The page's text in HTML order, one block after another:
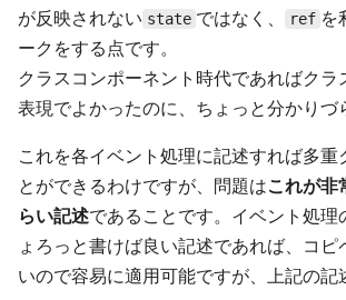
が反映されない state ではなく、 ref を
ークをする点です。
クラスコンポーネント時代であればクラ
表現でよかったのに、ちょっと分かりづ
これを各イベント処理に記述すれば多重
とができるわけですが、問題はこれが非
らい記述であることです。イベント処理
ょろっと書けば良い記述であれば、コピ
いので容易に適用可能ですが、上記の記